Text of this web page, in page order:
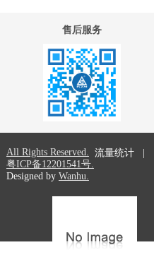
售后服务
流量统计
All Rights Reserved.
粤ICP备12201541号.
Designed by Wanhu.